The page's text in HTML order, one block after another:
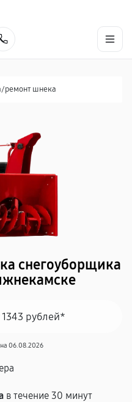
pемонт шнека
снегоуборщика
1343 рублей*
06.08.2026
в течение 30 минут